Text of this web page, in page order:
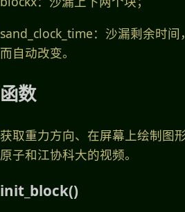
sand_clock_time：沙漏剩余时
而自动改变。
函数
获取重力方向、在屏幕上绘制图
原子和江协科大的视频。
init_block()